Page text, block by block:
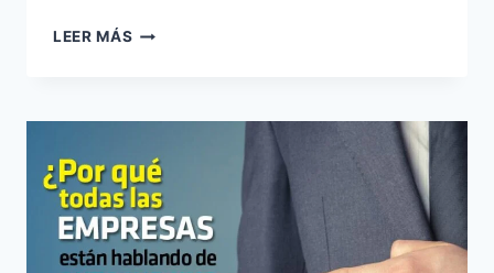
LEER MÁS QUÉ
CONTABLE
QUÉ
QUEDA
A
CARGO
DEL